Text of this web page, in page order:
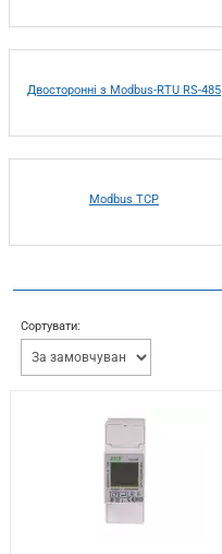
Двосторонні з Modbus-RTU RS-485
Modbus TCP
Сортувати: